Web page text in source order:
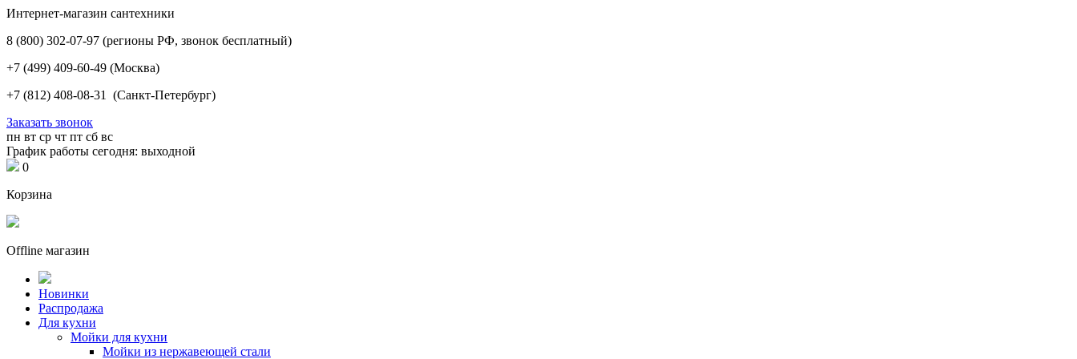
Интернет-магазин сантехники
8 (800) 302-07-97 (регионы РФ, звонок бесплатный)
+7 (499) 409-60-49 (Москва)
+7 (812) 408-08-31 (Санкт-Петербург)
Заказать звонок
пн вт ср чт пт сб вс
График работы сегодня: выходной
0
Корзина
Offline магазин
Новинки
Распродажа
Для кухни
Мойки для кухни
Мойки из нержавеющей стали